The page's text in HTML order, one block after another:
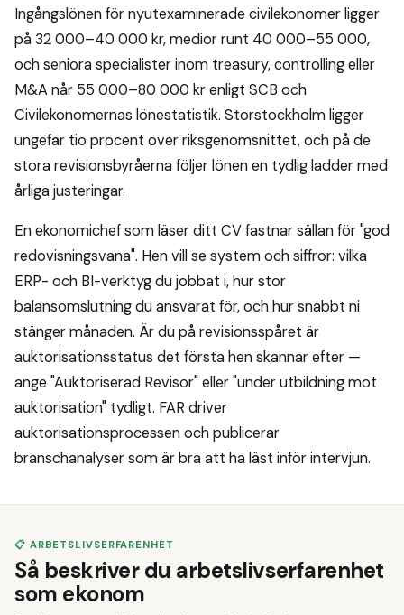
Ingångslönen för nyutexaminerade civilekonomer ligger
på 32 000–40 000 kr, medior runt 40 000–55 000,
och seniora specialister inom treasury, controlling eller
M&A når 55 000–80 000 kr enligt SCB och
Civilekonomernas lönestatistik. Storstockholm ligger
ungefär tio procent över riksgenomsnittet, och på de
stora revisionsbyråerna följer lönen en tydlig ladder med
årliga justeringar.
En ekonomichef som läser ditt CV fastnar sällan för "god
redovisningsvana". Hen vill se system och siffror: vilka
ERP- och BI-verktyg du jobbat i, hur stor
balansomslutning du ansvarat för, och hur snabbt ni
stänger månaden. Är du på revisionsspåret är
auktorisationsstatus det första hen skannar efter —
ange "Auktoriserad Revisor" eller "under utbildning mot
auktorisation" tydligt. FAR driver
auktorisationsprocessen och publicerar
branschanalyser som är bra att ha läst inför intervjun.
📋 ARBETSLIVSERFARENHET
Så beskriver du arbetslivserfarenhet
som ekonom